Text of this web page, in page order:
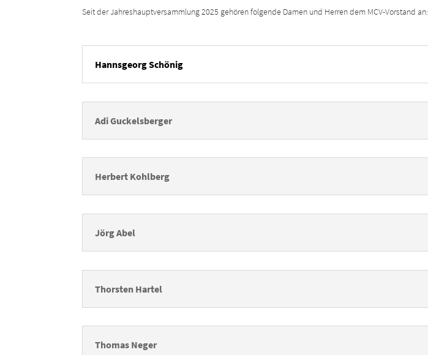
Seit der Jahreshauptversammlung 2025 gehören folgende Damen und Herren dem MCV-Vorstand an:
Hannsgeorg Schönig
Adi Guckelsberger
Herbert Kohlberg
Jörg Abel
Thorsten Hartel
Thomas Neger